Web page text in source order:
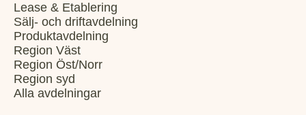
Lease & Etablering
Sälj- och driftavdelning
Produktavdelning
Region Väst
Region Öst/Norr
Region syd
Alla avdelningar